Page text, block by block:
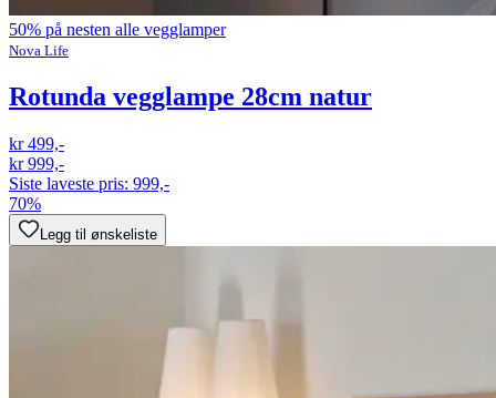
50% på nesten alle vegglamper
Nova Life
Rotunda vegglampe 28cm natur
kr 499,-
kr 999,-
Siste laveste pris: 999,-
70%
Legg til ønskeliste